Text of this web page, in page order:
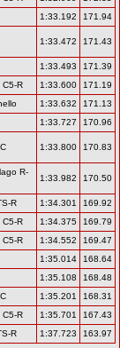
1:33.192 171.94
1:33.472 171.43
1:33.493
171.39
C5-R 1:33.600
171.19
1:33.632
171.13
1:33.727 170.96
1:33.800 170.83
R-
1:33.982 170.50
R 1:34.301
169.92
C5-R 1:34.375
169.79
C5-R 1:34.552
169.47
1:35.014
168.64
1:35.108
168.48
1:35.201
168.31
C5-R 1:35.701
167.43
R 1:37.723 163.97